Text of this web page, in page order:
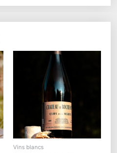
Vins blancs